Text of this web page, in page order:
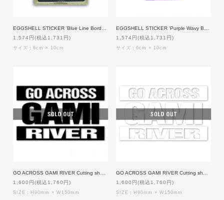
1,574円(税込1,731円)
サイズ：6cm × 10cm
1,574円(税込1,731円)
サイズ：6cm × 10cm
1,600円(税込1,760円)
SIZE：H90mm × W150mm
1,600円(税込1,760円)
SIZE：H90mm × W150mm